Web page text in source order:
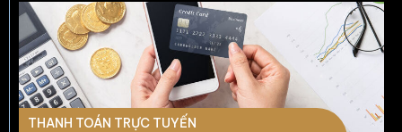
THANH TOÁN TRỰC TUYẾN